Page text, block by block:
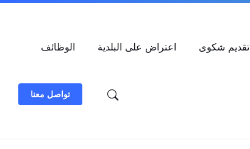
تقديم شكوى اعتراض على البلدية
الوظائف
تواصل معنا